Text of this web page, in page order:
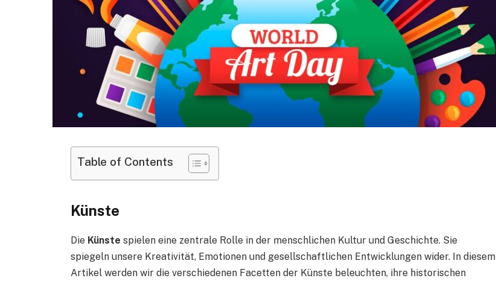
Table of Contents
Künste
Die Künste spielen eine zentrale Rolle in der menschlichen Kultur und Geschichte. Sie
spiegeln unsere Kreativität, Emotionen und gesellschaftlichen Entwicklungen wider. In diesem
Artikel werden wir die verschiedenen Facetten der Künste beleuchten, ihre historischen